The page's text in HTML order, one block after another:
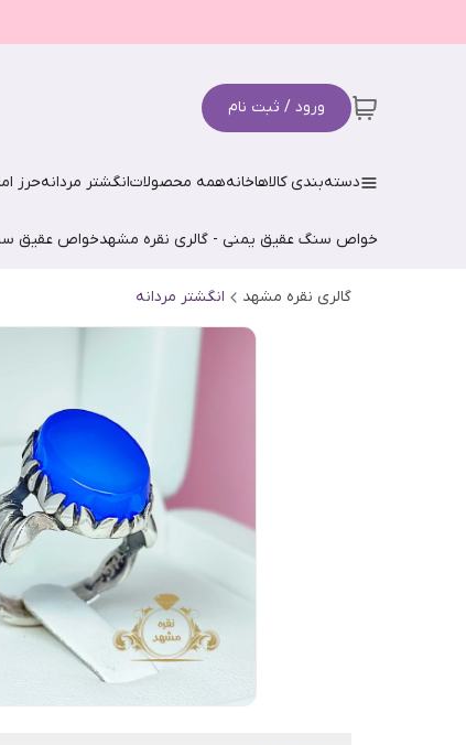
ورود / ثبت نام
دسته‌بندی کالاهاخانههمه محصولاتانگشتر مردانهحرز
خواص سنگ عقیق یمنی - گالری نقره مشهدخواص عقیق
گالری نقره مشهد انگشتر مردانه